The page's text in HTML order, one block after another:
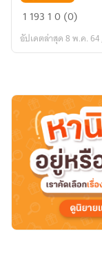
Fic
x
แค่
อยาก
นอน
พวก
คุณ
อย่า
กวน
ได้
มั๊ย
1 193 10 (0)
อัปเดตล่าสุด 8 พ.ค.